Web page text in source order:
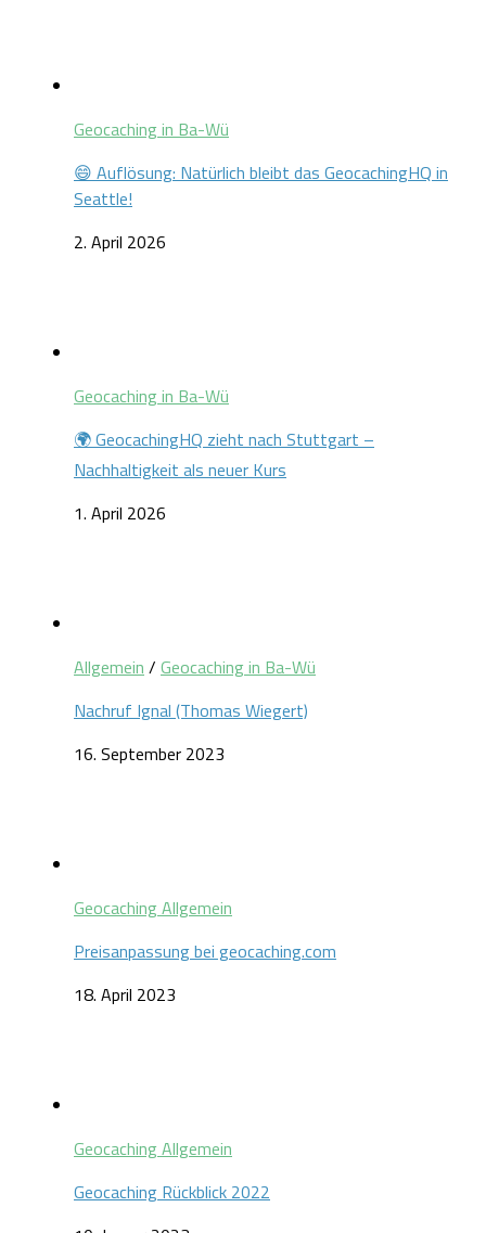
Geocaching in Ba-Wü
😄 Auflösung: Natürlich bleibt das GeocachingHQ in
Seattle!
2. April 2026
Geocaching in Ba-Wü
🌍 GeocachingHQ zieht nach Stuttgart –
Nachhaltigkeit als neuer Kurs
1. April 2026
Allgemein / Geocaching in Ba-Wü
Nachruf Ignal (Thomas Wiegert)
16. September 2023
Geocaching Allgemein
Preisanpassung bei geocaching.com
18. April 2023
Geocaching Allgemein
Geocaching Rückblick 2022